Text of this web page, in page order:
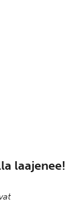
laajenee!